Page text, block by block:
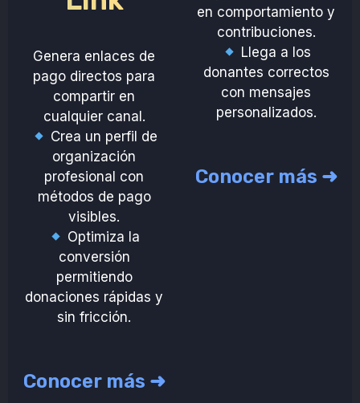
Genera enlaces de
pago directos para
compartir en
cualquier canal.
Crea un perfil de
organización
profesional con
métodos de pago
visibles.
Optimiza la
conversión
permitiendo
donaciones rápidas y
sin fricción.
Conocer más ➜
en comportamiento y
contribuciones.
Llega a los
donantes correctos
con mensajes
personalizados.
Conocer más ➜